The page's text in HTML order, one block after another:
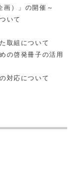
画）」の開催～
いて
取組について
の啓発冊子の活用
対応について